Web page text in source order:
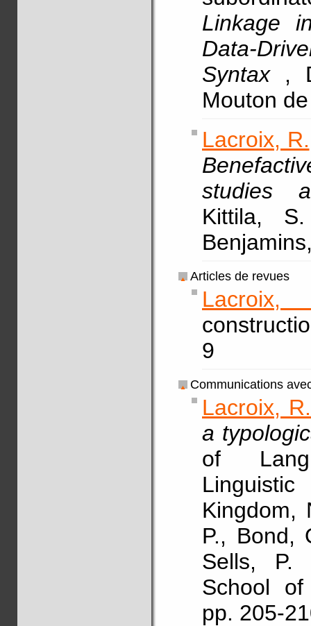
Linkage
Data-
Syntax ,
Mouton
Lacroix, R.
studies
Kittila,
Articles de revues
9
Communications
Lacroix, R.
a
of
Kingdom,
P., Bond,
Sells, P.
School
pp. 205-